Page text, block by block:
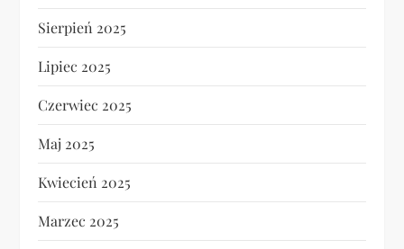
Sierpień 2025
Lipiec 2025
Czerwiec 2025
Maj 2025
Kwiecień 2025
Marzec 2025